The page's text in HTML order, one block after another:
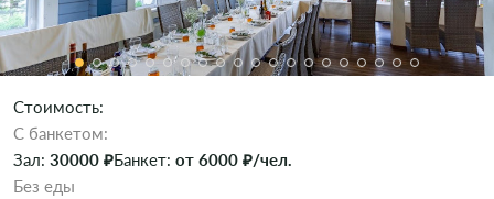
Стоимость:
C банкетом:
Зал: 30000 ₽Банкет: от 6000 ₽/чел.
Без еды